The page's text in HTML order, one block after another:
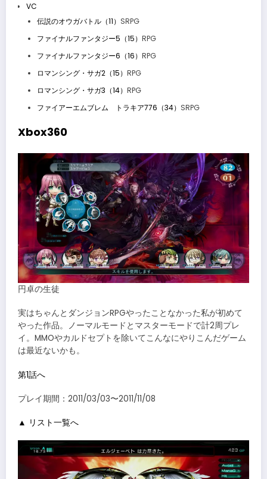
VC
伝説のオウガバトル（11） SRPG
ファイナルファンタジー5（15） RPG
ファイナルファンタジー6（16） RPG
ロマンシング・サガ2（15） RPG
ロマンシング・サガ3（14） RPG
ファイアーエムブレム トラキア776（34） SRPG
Xbox360
円卓の生徒
実はちゃんとダンジョンRPGやったことなかった私が初めて
やった作品。ノーマルモードとマスターモードで計2周プレ
イ。MMOやカルドセプトを除いてこんなにやりこんだゲーム
は最近ないかも。
第1話へ
プレイ期間：2011/03/03〜2011/11/08
▲ リスト一覧へ